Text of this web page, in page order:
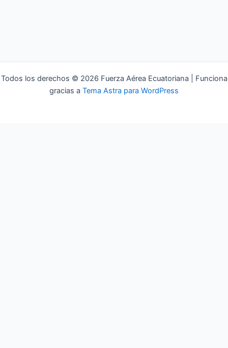
Todos los derechos © 2026 Fuerza Aérea Ecuatoriana | Funciona
gracias a Tema Astra para WordPress